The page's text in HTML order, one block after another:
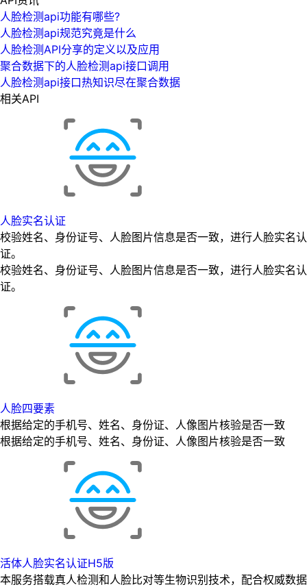
人脸检测api功能有哪些?
人脸检测api规范究竟是什么
人脸检测API分享的定义以及应用
聚合数据下的人脸检测api接口调用
人脸检测api接口热知识尽在聚合数据
相关API
人脸实名认证
校验姓名、身份证号、人脸图片信息是否一致，进行人脸实名认
证。
校验姓名、身份证号、人脸图片信息是否一致，进行人脸实名认
证。
人脸四要素
根据给定的手机号、姓名、身份证、人像图片核验是否一致
根据给定的手机号、姓名、身份证、人像图片核验是否一致
活体人脸实名认证H5版
本服务搭载真人检测和人脸比对等生物识别技术，配合权威数据